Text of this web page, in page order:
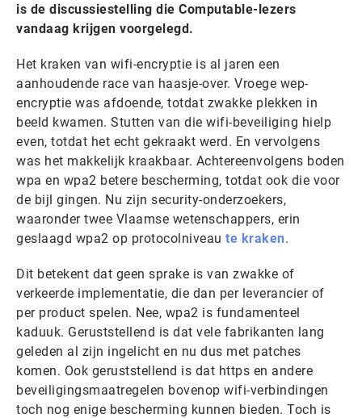
is de discussiestelling die Computable-lezers
vandaag krijgen voorgelegd.
Het kraken van wifi-encryptie is al jaren een
aanhoudende race van haasje-over. Vroege wep-
encryptie was afdoende, totdat zwakke plekken in
beeld kwamen. Stutten van die wifi-beveiliging hielp
even, totdat het echt gekraakt werd. En vervolgens
was het makkelijk kraakbaar. Achtereenvolgens boden
wpa en wpa2 betere bescherming, totdat ook die voor
de bijl gingen. Nu zijn security-onderzoekers,
waaronder twee Vlaamse wetenschappers, erin
geslaagd wpa2 op protocolniveau te kraken.
Dit betekent dat geen sprake is van zwakke of
verkeerde implementatie, die dan per leverancier of
per product spelen. Nee, wpa2 is fundamenteel
kaduuk. Geruststellend is dat vele fabrikanten lang
geleden al zijn ingelicht en nu dus met patches
komen. Ook geruststellend is dat https en andere
beveiligingsmaatregelen bovenop wifi-verbindingen
toch nog enige bescherming kunnen bieden. Toch is